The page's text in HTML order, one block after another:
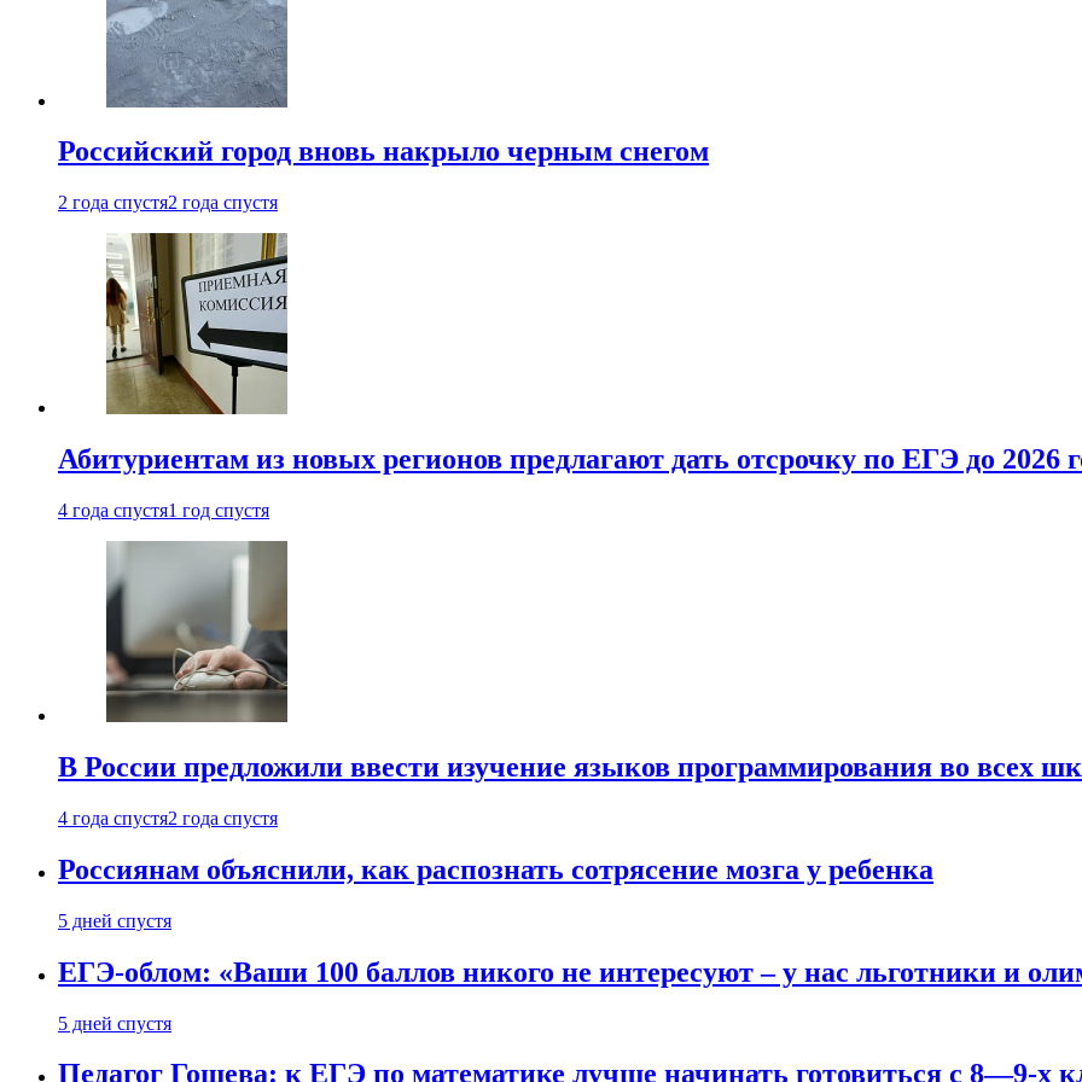
Российский город вновь накрыло черным снегом
2 года спустя2 года спустя
Абитуриентам из новых регионов предлагают дать отсрочку по ЕГЭ до 2026
4 года спустя1 год спустя
В России предложили ввести изучение языков программирования во всех
4 года спустя2 года спустя
Россиянам объяснили, как распознать сотрясение мозга у ребенка
5 дней спустя
ЕГЭ-облом: «Ваши 100 баллов никого не интересуют – у нас льготники и
5 дней спустя
Педагог Гошева: к ЕГЭ по математике лучше начинать готовиться с 8—9-х